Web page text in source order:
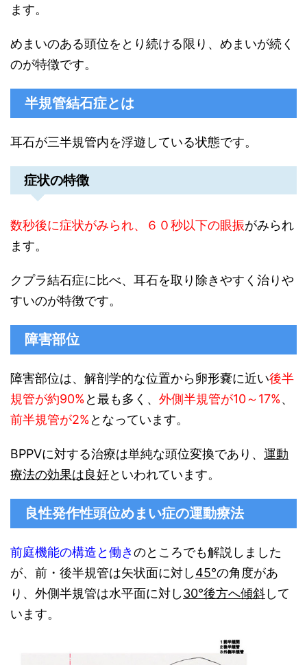
ます。
めまいのある頭位をとり続ける限り、めまいが続く
のが特徴です。
半規管結石症とは
耳石が三半規管内を浮遊している状態です。
症状の特徴
数秒後に症状がみられ、６０秒以下の眼振がみられ
ます。
クプラ結石症に比べ、耳石を取り除きやすく治りや
すいのが特徴です。
障害部位
障害部位は、解剖学的な位置から卵形嚢に近い後半
規管が約90% と最も多く、 外側半規管が10～17%、
前半規管が2% となっています。
BPPVに対する治療は単純な頭位変換であり、 運動
療法の効果は良好といわれています。
良性発作性頭位めまい症の運動療法
前庭機能の構造と働きのところでも解説しました
が、前・後半規管は矢状面に対し45°の角度があ
り、外側半規管は水平面に対し30°後方へ傾斜して
います。